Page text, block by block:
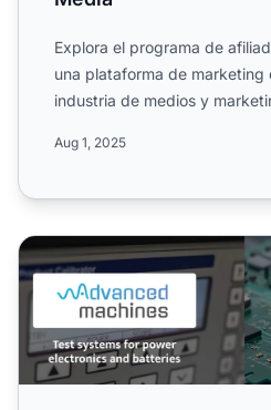
Explora el programa de
una plataforma de marketing
industria de medios y
Aug 1, 2025
Programa de Afiliados de